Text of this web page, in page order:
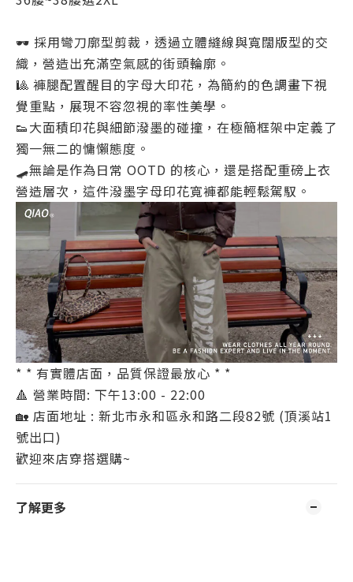
🕶️ 採用彎刀廓型剪裁，透過立體縫線與寬闊版型的交
織，營造出充滿空氣感的街頭輪廓。
🎱 褲腿配置醒目的字母大印花，為簡約的色調畫下視
覺重點，展現不容忽視的率性美學。
👟大面積印花與細節潑墨的碰撞，在極簡框架中定義了
獨一無二的慵懶態度。
🛹無論是作為日常 OOTD 的核心，還是搭配重磅上衣
營造層次，這件潑墨字母印花寬褲都能輕鬆駕馭。
* * 有實體店面，品質保證最放心 * *
🔺 營業時間: 下午13:00 - 22:00
🏡 店面地址 : 新北市永和區永和路二段82號 (頂溪站1
號出口)
歡迎來店穿搭選購~
了解更多